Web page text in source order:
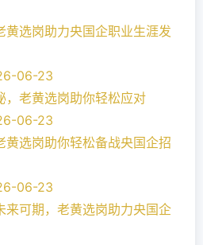
黄选岗助力央国企职业生涯发
06-23
，老黄选岗助你轻松应对
06-23
黄选岗助你轻松备战央国企招
06-23
来可期，老黄选岗助力央国企